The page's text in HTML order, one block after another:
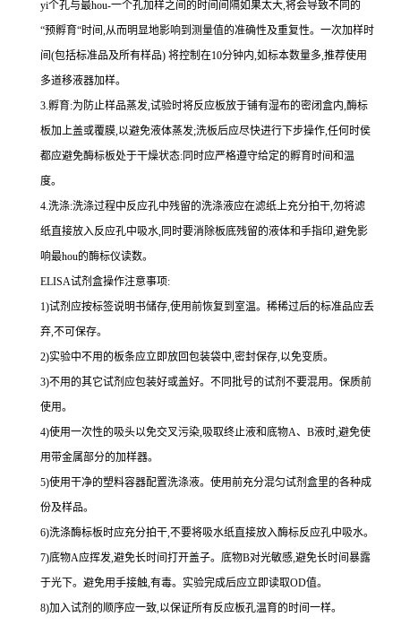
yi个孔与最hou-一个孔加样之间的时间间隔如果太大,将会导致不同的
“预孵育“时间 ,从而明显地影响到测量值的准确性及重复性。 一次加样时
间 (包括标准品及所有样品) 将控制在10分钟内,如标本数量多,推荐使用
多道移液器加样。
3.孵育:为防止样品蒸发,试验时将反应板放于铺有湿布的密闭盒内,酶标
板加上盖或覆膜,以避免液体蒸发;洗板后应尽快进行下步操作,任何时侯
都应避免酶标板处于干燥状态: 同时应严格遵守给定的孵育时间和温
度。
4.洗涤:洗涤过程中反应孔中残留的洗涤液应在滤纸上充分拍干,勿将滤
纸直接放入反应孔中吸水,同时要消除板底残留的液体和手指印,避免影
响最hou的酶标仪读数。
ELISA试剂盒操作注意事项:
1)试剂应按标签说明书储存,使用前恢复到室温。稀稀过后的标准品应丢
弃,不可保存。
2)实验中不用的板条应立即放回包装袋中,密封保存,以免变质。
3)不用的其它试剂应包装好或盖好。不同批号的试剂不要混用。保质前
使用。
4)使用一次性的吸头以免交叉污染,吸取终止液和底物A、 B液时,避免使
用带金属部分的加样器。
5)使用干净的塑料容器配置洗涤液。使用前充分混匀试剂盒里的各种成
份及样品。
6)洗涤酶标板时应充分拍干,不要将吸水纸直接放入酶标反应孔中吸水。
7)底物A应挥发,避免长时间打开盖子。底物B对光敏感,避免长时间暴露
于光下。避免用手接触,有毒。实验完成后应立即读取OD值。
8)加入试剂的顺序应一致,以保证所有反应板孔温育的时间一样。